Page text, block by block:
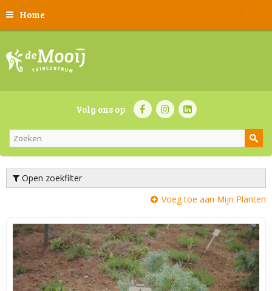
Home
Volg ons op
Open zoekfilter
Voeg toe aan Mijn Planten